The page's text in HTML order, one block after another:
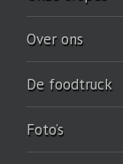
Over ons
De foodtruck
Foto’s